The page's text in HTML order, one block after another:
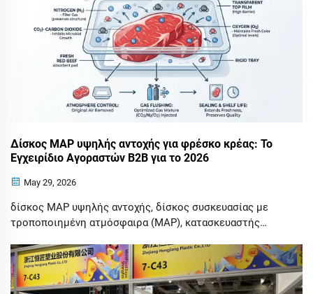
Δίσκος MAP υψηλής αντοχής για φρέσκο κρέας: Το
Εγχειρίδιο Αγοραστών B2B για το 2026
May 29, 2026
δίσκος MAP υψηλής αντοχής, δίσκος συσκευασίας με
τροποποιημένη ατμόσφαιρα (MAP), κατασκευαστής
συσκευασίας φρέσκου κρέατος, προμηθευτής δίσκων για
συσκευασία με ροή αερίου